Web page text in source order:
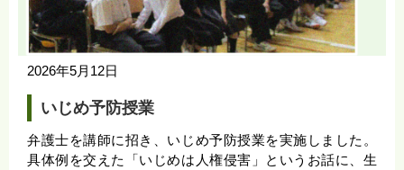
2026年5月12日
いじめ予防授業
弁護士を講師に招き、いじめ予防授業を実施しました。
具体例を交えた「いじめは人権侵害」というお話に、生